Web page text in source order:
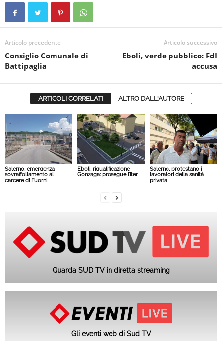
Articolo precedente
Consiglio Comunale di
Battipaglia
Articolo successivo
Eboli, verde pubblico: FdI
accusa
ARTICOLI CORRELATI ALTRO DALL'AUTORE
Salerno, emergenza
sovraffollamento al
carcere di Fuorni
Eboli, riqualificazione
Gonzaga: prosegue l’iter
Salerno, protestano i
lavoratori della sanità
privata
Guarda SUD TV in diretta streaming
Gli eventi web di Sud TV